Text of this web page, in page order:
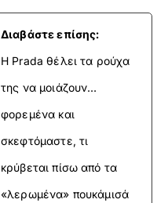
Διαβάστε επίσης:
Η Prada θέλει τα ρούχα
της να μοιάζουν…
φορεμένα και
σκεφτόμαστε, τι
κρύβεται πίσω από τα
«λερωμένα» πουκάμισά